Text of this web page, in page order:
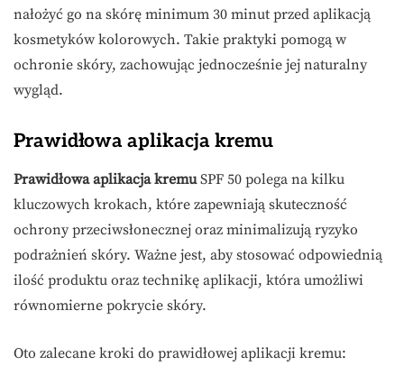
nałożyć go na skórę minimum 30 minut przed aplikacją
kosmetyków kolorowych. Takie praktyki pomogą w
ochronie skóry, zachowując jednocześnie jej naturalny
wygląd.
Prawidłowa aplikacja kremu
Prawidłowa aplikacja kremuSPF 50 polega na kilku
kluczowych krokach, które zapewniają skuteczność
ochrony przeciwsłonecznej oraz minimalizują ryzyko
podrażnień skóry. Ważne jest, aby stosować odpowiednią
ilość produktu oraz technikę aplikacji, która umożliwi
równomierne pokrycie skóry.
Oto zalecane kroki do prawidłowej aplikacji kremu: